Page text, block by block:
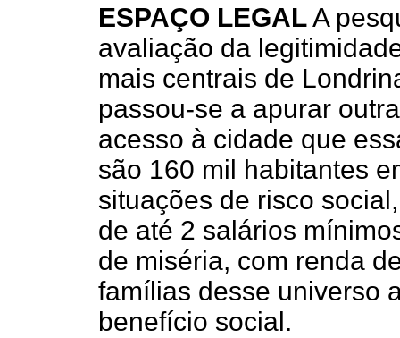
ESPAÇO LEGALA
avaliação da
mais centrais de
passou-se a apurar
acesso à cidade que
são 160 mil habitantes
situações de risco
de até 2 salários
de miséria, com renda
famílias desse universo
benefício social.